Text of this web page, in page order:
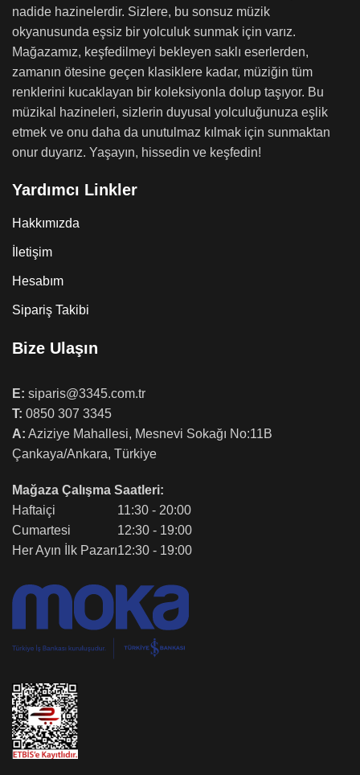
nadide hazinelerdir. Sizlere, bu sonsuz müzik
okyanusunda eşsiz bir yolculuk sunmak için varız.
Mağazamız, keşfedilmeyi bekleyen saklı eserlerden,
zamanın ötesine geçen klasiklere kadar, müziğin tüm
renklerini kucaklayan bir koleksiyonla dolup taşıyor. Bu
müzikal hazineleri, sizlerin duyusal yolculuğunuza eşlik
etmek ve onu daha da unutulmaz kılmak için sunmaktan
onur duyarız. Yaşayın, hissedin ve keşfedin!
Yardımcı Linkler
Hakkımızda
İletişim
Hesabım
Sipariş Takibi
Bize Ulaşın
E: siparis@3345.com.tr
T: 0850 307 3345
A: Aziziye Mahallesi, Mesnevi Sokağı No:11B
Çankaya/Ankara, Türkiye
Mağaza Çalışma Saatleri:
Haftaiçi
Cumartesi
Her Ayın İlk Pazarı
11:30 - 20:00
12:30 - 19:00
12:30 - 19:00